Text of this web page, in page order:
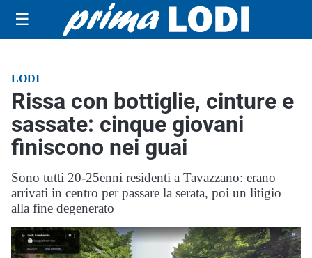
☰
LODI
Rissa con bottiglie, cinture e
sassate: cinque giovani
finiscono nei guai
Sono tutti 20-25enni residenti a Tavazzano: erano
arrivati in centro per passare la serata, poi un litigio
alla fine degenerato